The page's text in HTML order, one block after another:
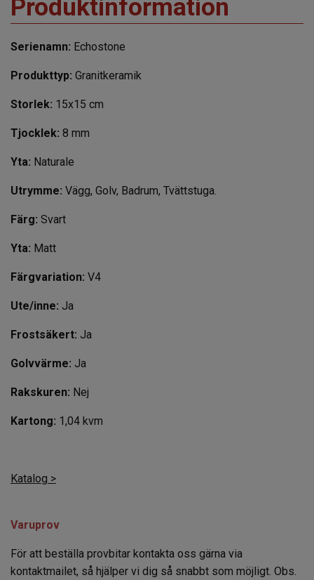
Produktinformation
Serienamn: Echostone
Produkttyp: Granitkeramik
Storlek: 15x15 cm
Tjocklek: 8 mm
Yta: Naturale
Utrymme: Vägg, Golv, Badrum, Tvättstuga.
Färg: Svart
Yta: Matt
Färgvariation: V4
Ute/inne: Ja
Frostsäkert: Ja
Golvvärme: Ja
Rakskuren: Nej
Kartong: 1,04 kvm
Katalog >
Varuprov
För att beställa provbitar kontakta oss gärna via
kontaktmailet, så hjälper vi dig så snabbt som möjligt. Obs.